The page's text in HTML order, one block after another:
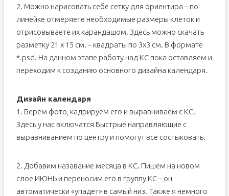
2. Можно нарисовать себе сетку для ориентира – по
линейке отмеряете необходимые размеры клеток и
отрисовываете их карандашом. Здесь можно скачать
разметку 21 х 15 см. – квадраты по 3х3 см. В формате
*.psd. На данном этапе работу над КС пока оставляем и
переходим к созданию основного дизайна календаря.
Дизайн календаря
1. Берём фото, кадрируем его и выравниваем с КС.
Здесь у нас включатся Быстрые направляющие с
выравниванием по центру и помогут всё состыковать.
2. Добавим назавание месяца в КС. Пишем на новом
слое ИЮНЬ и переносим его в группу КС – он
автоматически «упадёт» в самый низ. Также я немного